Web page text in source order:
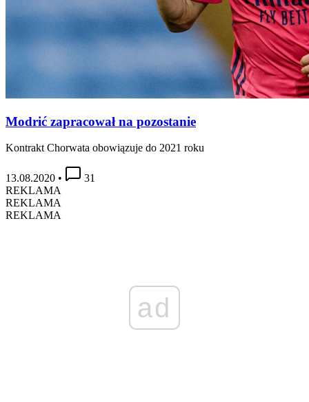
Modrić zapracował na pozostanie
Kontrakt Chorwata obowiązuje do 2021 roku
13.08.2020 •
31
REKLAMA
REKLAMA
REKLAMA
ad